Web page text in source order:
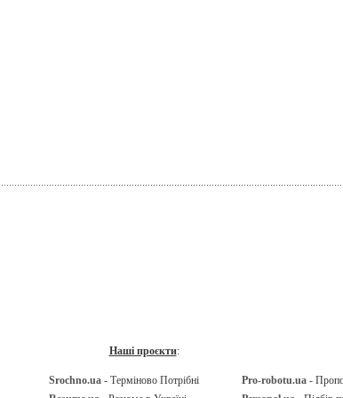
Наші проєкти:
Srochno.ua - Терміново Потрібні Pro-robotu.ua -